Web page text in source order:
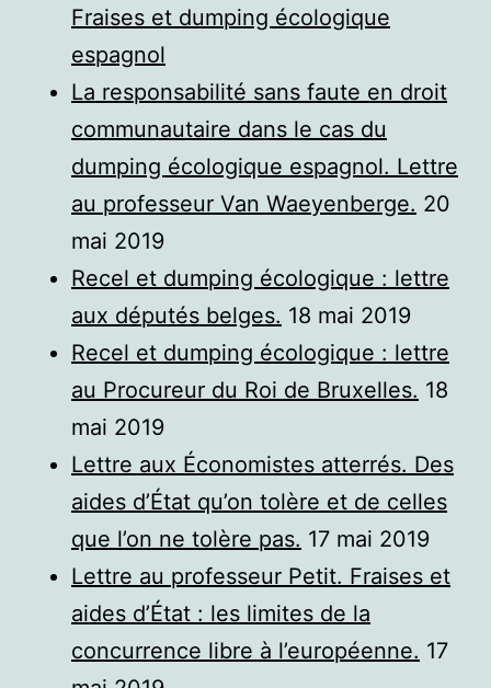
Fraises et dumping écologique
espagnol
La responsabilité sans faute en droit
communautaire dans le cas du
dumping écologique espagnol. Lettre
au professeur Van Waeyenberge. 20
mai 2019
Recel et dumping écologique : lettre
aux députés belges. 18 mai 2019
Recel et dumping écologique : lettre
au Procureur du Roi de Bruxelles. 18
mai 2019
Lettre aux Économistes atterrés. Des
aides d’État qu’on tolère et de celles
que l’on ne tolère pas. 17 mai 2019
Lettre au professeur Petit. Fraises et
aides d’État : les limites de la
concurrence libre à l’européenne. 17